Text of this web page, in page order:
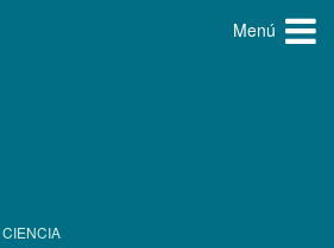
Menú
CIENCIA